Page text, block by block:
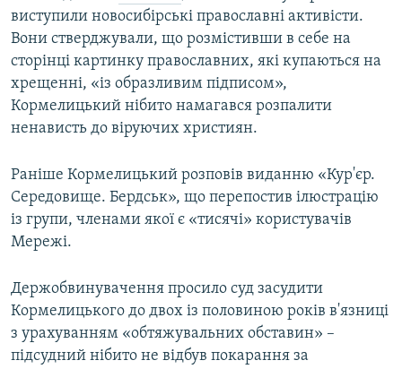
виступили новосибірські православні активісти.
Вони стверджували, що розмістивши в себе на
сторінці картинку православних, які купаються на
хрещенні, «із образливим підписом»,
Кормелицький нібито намагався розпалити
ненависть до віруючих християн.
Раніше Кормелицький розповів виданню «Кур'єр.
Середовище. Бердськ», що перепостив ілюстрацію
із групи, членами якої є «тисячі» користувачів
Мережі.
Держобвинувачення просило суд засудити
Кормелицького до двох із половиною років в'язниці
з урахуванням «обтяжувальних обставин» –
підсудний нібито не відбув покарання за